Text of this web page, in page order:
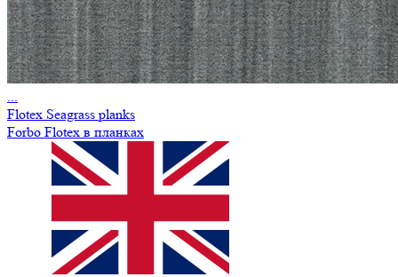
...
Flotex Seagrass planks
Forbo Flotex в планках